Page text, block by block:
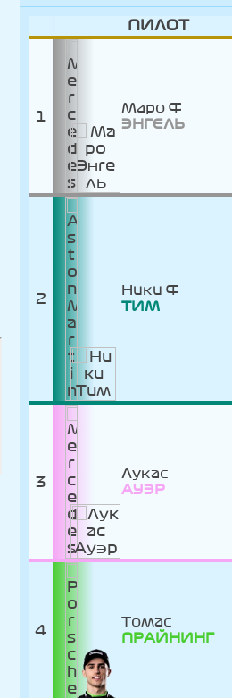
ПИЛОТ
1
Маро
ЭНГЕЛЬ
2
Ники
ТИМ
3
Лукас
АУЭР
4
Томас
ПРАЙНИНГ